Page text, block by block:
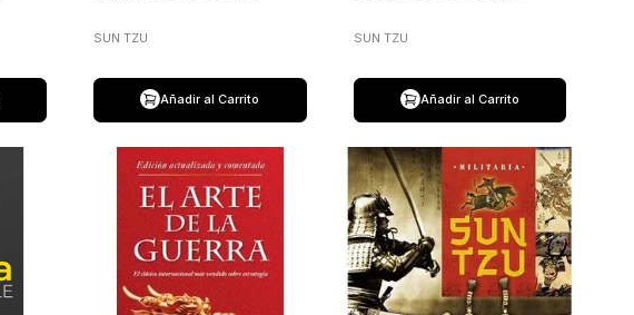
SUN TZU
Añadir al Carrito
SUN TZU
Añadir al Carrito